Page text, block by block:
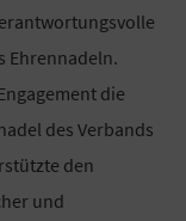
Ehrennadeln.
die
des Verbands
den
und